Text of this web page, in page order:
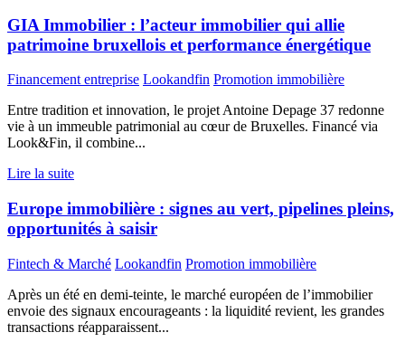
GIA Immobilier : l’acteur immobilier qui allie
patrimoine bruxellois et performance énergétique
Financement entreprise Lookandfin Promotion immobilière
Entre tradition et innovation, le projet Antoine Depage 37 redonne
vie à un immeuble patrimonial au cœur de Bruxelles. Financé via
Look&Fin, il combine...
Lire la suite
Europe immobilière : signes au vert, pipelines pleins,
opportunités à saisir
Fintech & Marché Lookandfin Promotion immobilière
Après un été en demi-teinte, le marché européen de l’immobilier
envoie des signaux encourageants : la liquidité revient, les grandes
transactions réapparaissent...